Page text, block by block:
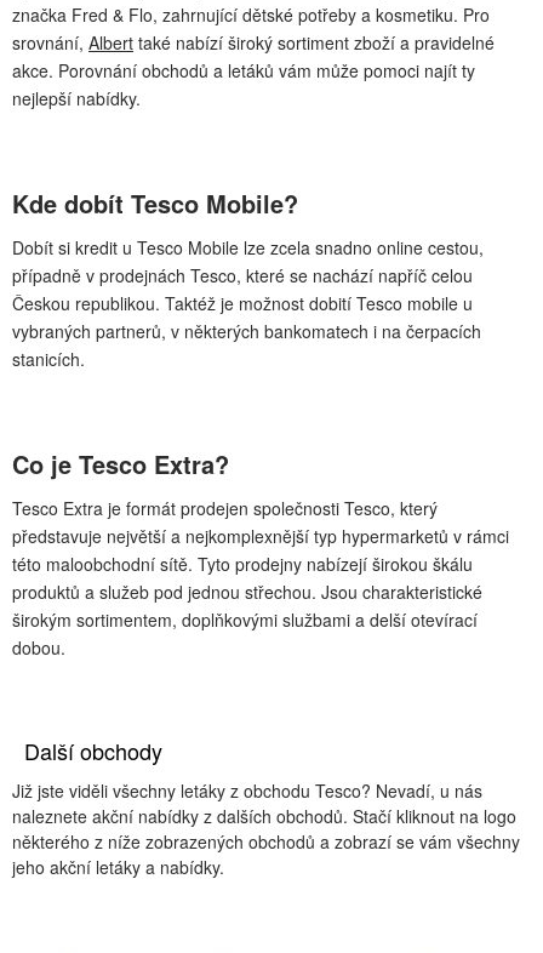
značka Fred & Flo, zahrnující dětské potřeby a kosmetiku. Pro
srovnání, Albert také nabízí široký sortiment zboží a pravidelné
akce. Porovnání obchodů a letáků vám může pomoci najít ty
nejlepší nabídky.
Kde dobít Tesco Mobile?
Dobít si kredit u Tesco Mobile lze zcela snadno online cestou,
případně v prodejnách Tesco, které se nachází napříč celou
Českou republikou. Taktéž je možnost dobití Tesco mobile u
vybraných partnerů, v některých bankomatech i na čerpacích
stanicích.
Co je Tesco Extra?
Tesco Extra je formát prodejen společnosti Tesco, který
představuje největší a nejkomplexnější typ hypermarketů v rámci
této maloobchodní sítě. Tyto prodejny nabízejí širokou škálu
produktů a služeb pod jednou střechou. Jsou charakteristické
širokým sortimentem, doplňkovými službami a delší otevírací
dobou.
Další obchody
Již jste viděli všechny letáky z obchodu Tesco? Nevadí, u nás
naleznete akční nabídky z dalších obchodů. Stačí kliknout na logo
některého z níže zobrazených obchodů a zobrazí se vám všechny
jeho akční letáky a nabídky.